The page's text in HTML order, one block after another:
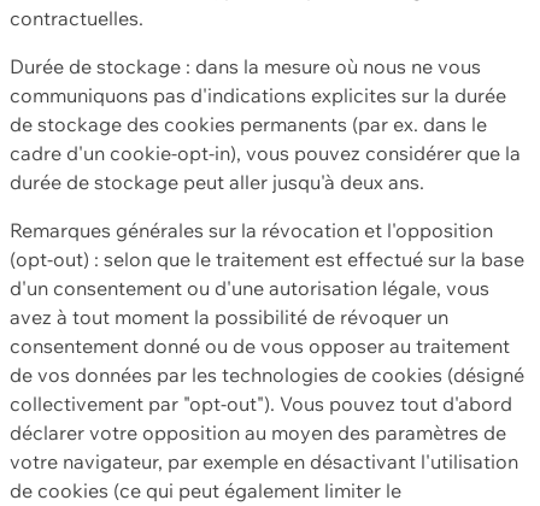
contractuelles.
Durée de stockage : dans la mesure où nous ne vous
communiquons pas d'indications explicites sur la durée
de stockage des cookies permanents (par ex. dans le
cadre d'un cookie-opt-in), vous pouvez considérer que la
durée de stockage peut aller jusqu'à deux ans.
Remarques générales sur la révocation et l'opposition
(opt-out) : selon que le traitement est effectué sur la base
d'un consentement ou d'une autorisation légale, vous
avez à tout moment la possibilité de révoquer un
consentement donné ou de vous opposer au traitement
de vos données par les technologies de cookies (désigné
collectivement par "opt-out"). Vous pouvez tout d'abord
déclarer votre opposition au moyen des paramètres de
votre navigateur, par exemple en désactivant l'utilisation
de cookies (ce qui peut également limiter le